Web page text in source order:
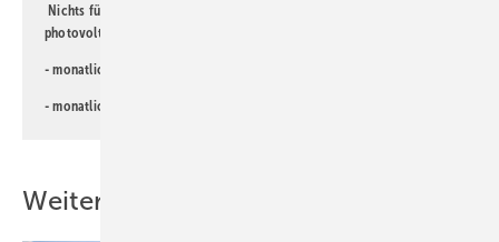
Nichts für Sie dabei? Dann lesen Sie doch einen unserer weiteren
photovoltaik-Newsletter!
- monatlicher
- monatlicher
Weitere Inhalte